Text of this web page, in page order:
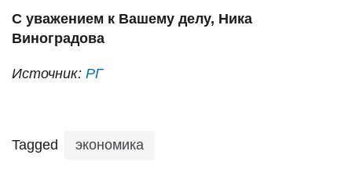
С уважением к Вашему делу, Ника
Виноградова
Источник: РГ
Tagged экономика